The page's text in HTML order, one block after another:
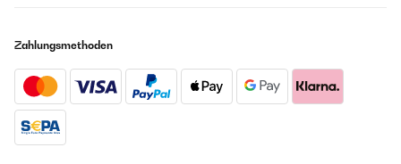
Zahlungsmethoden